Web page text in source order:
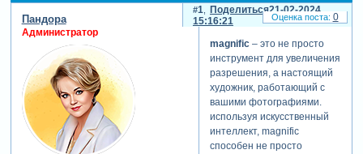
Поделиться
1
21-02-2024
15:16:21
Пандора
Администратор
magnific– это не просто
инструмент для увеличения
разрешения, а настоящий
художник, работающий с
вашими фотографиями.
используя искусственный
интеллект, magnific
способен не просто
0